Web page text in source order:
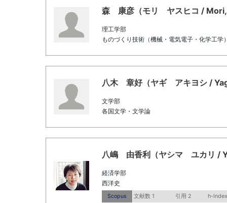
森 康彦（モリ ヤスヒコ / Mori,
理工学部
ものづくり技術（機械・電気電子・化学工学
八木 章好（ヤギ アキヨシ /
文学部
各国文学・文学論
八嶋 由香利（ヤシマ ユカリ /
経済学部
西洋史
Scopus 文献数 1 引用 2 h-